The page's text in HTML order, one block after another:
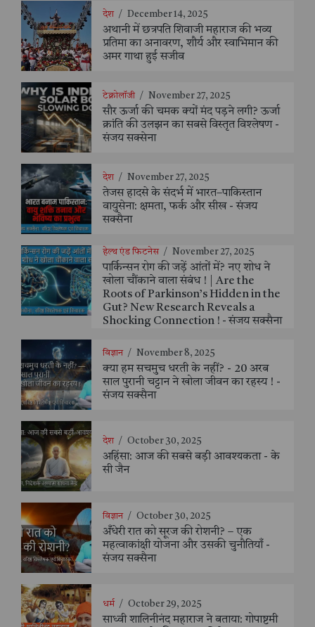
देश / December 14, 2025
अथानी में छत्रपति शिवाजी महाराज की भव्य
प्रतिमा का अनावरण, शौर्य और स्वाभिमान की
अमर गाथा हुई सजीव
टेक्नोलॉजी / November 27, 2025
सौर ऊर्जा की चमक क्यों मंद पड़ने लगी? ऊर्जा
क्रांति की उलझन का सबसे विस्तृत विश्लेषण -
संजय सक्सेना
देश / November 27, 2025
तेजस हादसे के संदर्भ में भारत–पाकिस्तान
वायुसेना: क्षमता, फर्क और सीख - संजय
सक्सैना
हेल्थ एंड फिटनेस / November 27, 2025
पार्किन्सन रोग की जड़ें आंतों में? नए शोध ने
खोला चौंकाने वाला संबंध ! | Are the
Roots of Parkinson’s Hidden in the
Gut? New Research Reveals a
Shocking Connection ! - संजय सक्सैना
विज्ञान / November 8, 2025
क्या हम सचमुच धरती के नहीं? - 20 अरब
साल पुरानी चट्टान ने खोला जीवन का रहस्य ! -
संजय सक्सैना
देश / October 30, 2025
अहिंसा: आज की सबसे बड़ी आवश्यकता - के
सी जैन
विज्ञान / October 30, 2025
अँधेरी रात को सूरज की रोशनी? – एक
महत्वाकांक्षी योजना और उसकी चुनौतियाँ -
संजय सक्सैना
धर्म / October 29, 2025
साध्वी शालिनीनंद महाराज ने बताया: गोपाष्टमी